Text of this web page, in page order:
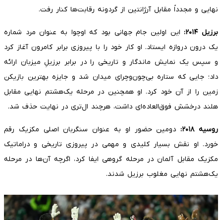
نهایی و مجدداً مقابل آرژانتین از گردونه رقابت‌ها کنار رفت.
برزیل۲۰۱۴:این اولین جام جهانی بود که اوچوا به عنوان مرد شماره
یک درون دروازه ایستاد. او کار خود را با پیروزی برابر کامرون آغاز کرد
و سپس یک نمایش ماندگار و تاریخی را در برابر برزیلِ میزبان ارائه
داد؛ جایی که ستاره بی‌چون‌وچرای میدان شد و جایزه بهترین بازیکن
زمین را از آن خود کرد. او همچنین در مرحله یک‌هشتم نهایی مقابل
هلند درخشش فوق‌العاده‌ای داشت، هرچند ال‌تری در نهایت حذف شد.
روسیه۲۰۱۸:دومین حضور او به عنوان سنگربان اصلی مکزیک رقم
خورد. او نقش بسیار کلیدی و مهمی در پیروزی تاریخی و دراماتیک
مکزیک مقابل آلمان در مرحله گروهی ایفا کرد، اگرچه آن‌ها در مرحله
یک‌هشتم نهایی مغلوب برزیل شدند.